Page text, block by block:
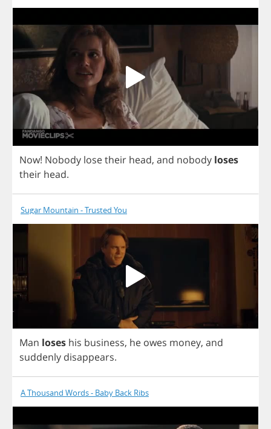
Now! Nobody losetheir head, and nobody loses
their head.
Sugar Mountain - Trusted You
Man loses his business, he owes money, and
suddenly disappears.
A Thousand Words - Baby Back Ribs